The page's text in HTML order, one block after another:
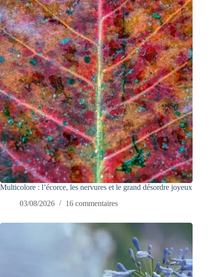
Multicolore : l’écorce, les nervures et le grand désordre joyeux
03/08/2026
16 commentaires